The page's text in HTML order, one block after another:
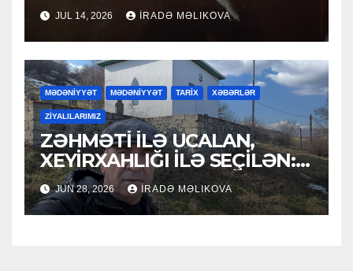
JUL 14, 2026 İRADƏ MƏLIKOVA
MƏDƏNİYYƏT MƏDƏNİYYƏT TARİX XƏBƏRLƏR
ZİYALILARIMIZ
ZƏHMƏTİ İLƏ UCALAN,
XEYİRXAHLIĞI İLƏ SEÇİLƏN:
HACI RAMAZAN QULİYEV
JUN 28, 2026 İRADƏ MƏLIKOVA